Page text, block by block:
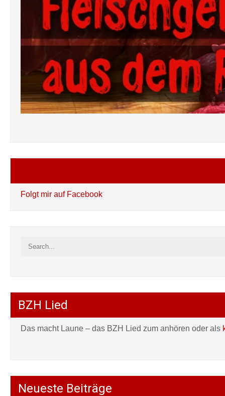
Folgt mir auf Facebook
BZH Lied
Das macht Laune – das BZH Lied zum anhören oder als
Neueste Beiträge